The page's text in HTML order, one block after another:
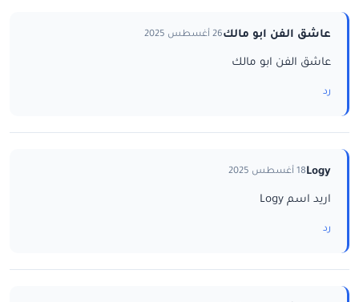
عاشق الفن ابو مالك26 أغسطس 2025
عاشق الفن ابو مالك
رد
Logy18 أغسطس 2025
اريد اسم Logy
رد